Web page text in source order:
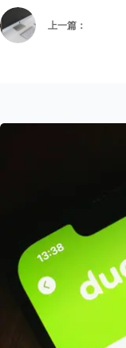
上一篇：